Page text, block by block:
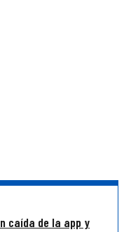
caída de la app y